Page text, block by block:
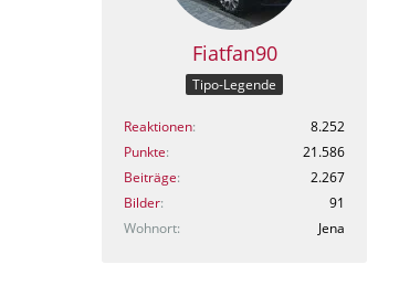
Fiatfan90
Tipo-Legende
Reaktionen
8.252
Punkte
21.586
Beiträge
2.267
Bilder
91
Wohnort
Jena